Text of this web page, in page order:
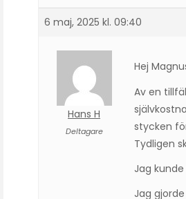
6 maj, 2025 kl. 09:40
Hans H
Deltagare
Hej
Av en
stycken
Tydligen
Jag
Jag